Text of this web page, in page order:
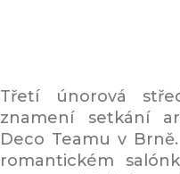
Třetí únorová
znamení setkání
Deco Teamu v
romantickém